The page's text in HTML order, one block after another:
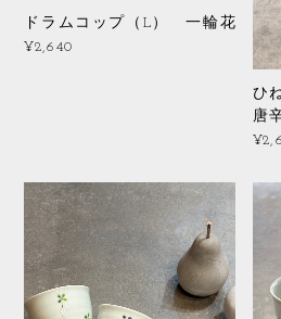
ドラムコップ（L） 一輪花
¥2,640
ひ
唐